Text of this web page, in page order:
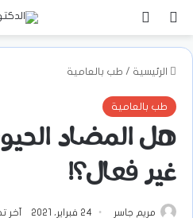
بحث عن
الرئيسية / طب بالعامية
طب بالعامية
هل المضاد
غير فعال؟!
مريم جاسر 24 فبراير، 2021 آخر تحديث: